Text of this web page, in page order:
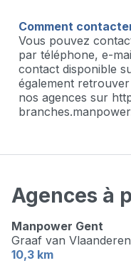
Comment
Vous pouvez
par téléphone, e-
contact disponible
également
nos agences sur
Agences à
Manpower Gent
Graaf van
10,3 km